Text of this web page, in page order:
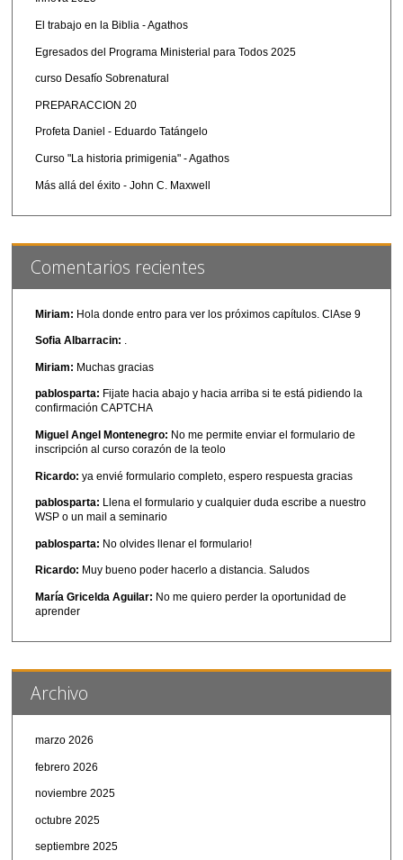
El trabajo en la Biblia - Agathos
Egresados del Programa Ministerial para Todos 2025
curso Desafío Sobrenatural
PREPARACCION 20
Profeta Daniel - Eduardo Tatángelo
Curso "La historia primigenia" - Agathos
Más allá del éxito - John C. Maxwell
Comentarios recientes
Miriam: Hola donde entro para ver los próximos capítulos. ClAse 9
Sofia Albarracin: .
Miriam: Muchas gracias
pablosparta: Fijate hacia abajo y hacia arriba si te está pidiendo la
confirmación CAPTCHA
Miguel Angel Montenegro: No me permite enviar el formulario de
inscripción al curso corazón de la teolo
Ricardo: ya envié formulario completo, espero respuesta gracias
pablosparta: Llena el formulario y cualquier duda escribe a nuestro
WSP o un mail a seminario
pablosparta: No olvides llenar el formulario!
Ricardo: Muy bueno poder hacerlo a distancia. Saludos
María Gricelda Aguilar: No me quiero perder la oportunidad de
aprender
Archivo
marzo 2026
febrero 2026
noviembre 2025
octubre 2025
septiembre 2025